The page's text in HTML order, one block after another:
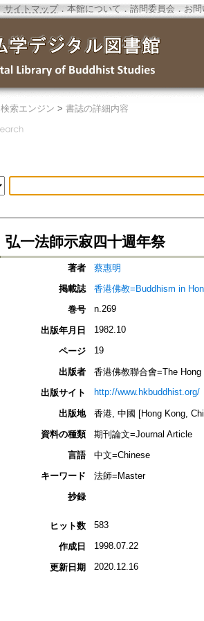
サイトマップ．本館について ． 諮問委員会． お
検索エンジン > 書誌の詳細内容
弘一法師示寂四十週年祭
著者
蔡惠明
掲載誌
香港佛教=Buddhism in
巻号
n.269
出版年月日 1982.10
ページ 19
出版者
香港佛教聯合會=The
出版サイト
http://www.hkbuddhist.org/
出版地
香港, 中國 [Hong Kong,
資料の種類
期刊論文=Journal Article
言語
中文=Chinese
キーワード
法師=Master
抄録
ヒット数 583
作成日 1998.07.22
更新日期 2020.12.16